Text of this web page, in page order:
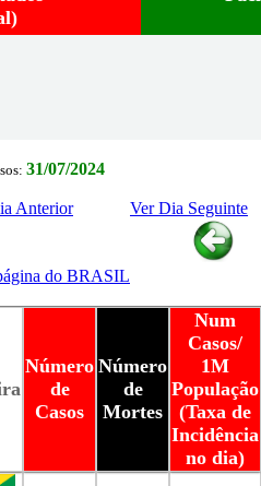
31/07/2024
Anterior Ver Dia Seguinte
do BRASIL
Número
de
Casos
Número
de
Mortes
Num
Casos/
1M
População
(Taxa de
Incidência
no dia)